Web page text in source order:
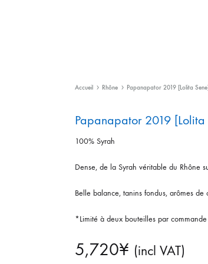
Accueil Rhône Papanapator 2019 [Lolita
Papanapator 2019 [Lolita
100% Syrah
Dense, de la Syrah véritable du Rhône
Belle balance, tanins fondus, arômes de
*Limité à deux bouteilles par commande
5,720¥ (incl VAT)